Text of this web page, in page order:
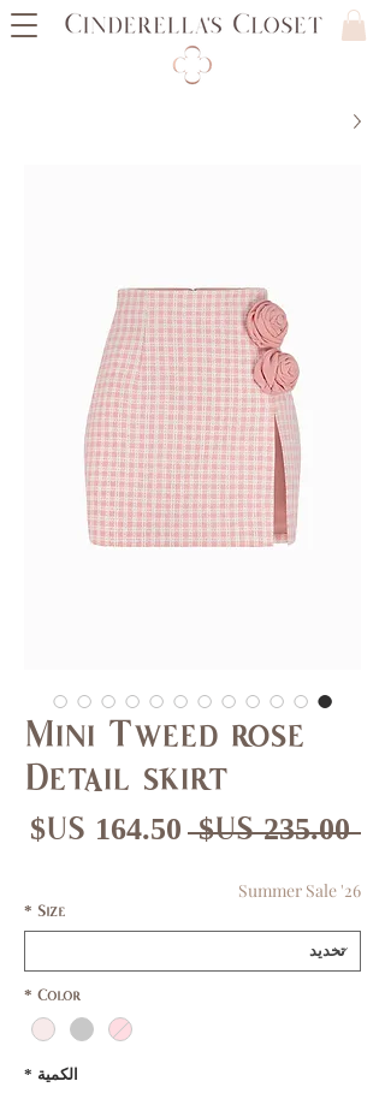
Mini Tweed rose
Detail skirt
‏235.00 US$
سعر
Summer Sale '26
Size
*
Color
*
الكمية *